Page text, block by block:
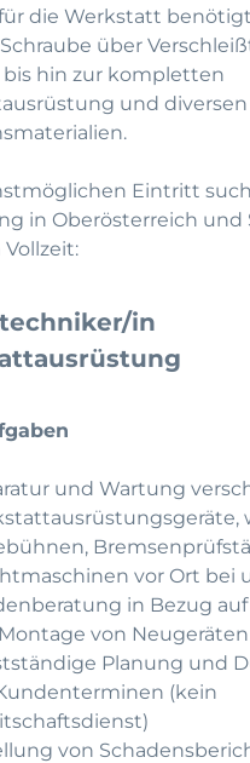
für die Werkstatt
über
bis hin zur kompletten
und diversen
Eintritt
in Oberösterreich und
in
und Wartung
vor Ort bei
in Bezug
von Neugeräten
Planung und
(kein
von